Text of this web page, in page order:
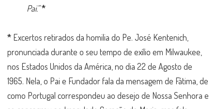
Pai.”*
* Excertos retirados da homilia do Pe. José Kentenich,
pronunciada durante o seu tempo de exílio em Milwaukee,
nos Estados Unidos da América, no dia 22 de Agosto de
1965. Nela, o Pai e Fundador fala da mensagem de Fátima, de
como Portugal correspondeu ao desejo de Nossa Senhora e